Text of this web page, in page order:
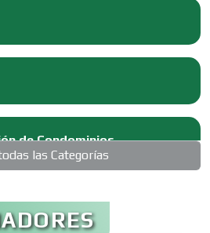
de Condominios
de Empresas
las Categorías